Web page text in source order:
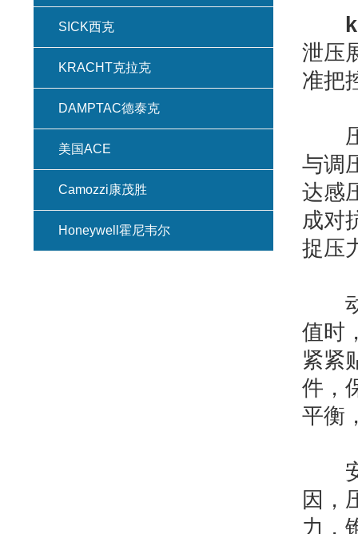
泄压
准把
压
与调
达感
成对
捉压
动
值时
紧紧
件，
平衡
安
因，
力，
SICK西克
KRACHT克拉克
DAMPTAC德泰克
美国ACE
Camozzi康茂胜
Honeywell霍尼韦尔